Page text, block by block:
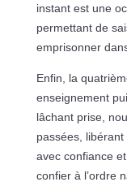
instant est une
permettant de
emprisonner
Enfin, la
enseignement
lâchant prise,
passées,
avec confiance
confier à l’ordre